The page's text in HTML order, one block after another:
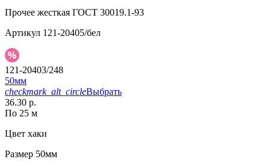
Прочее жесткая ГОСТ 30019.1-93
Артикул 121-20405/бел
121-20403/248
50мм
checkmark_alt_circleВыбрать
36.30 р.
По 25 м
Цвет хаки
Размер 50мм